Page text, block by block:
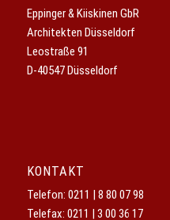
Eppinger & Kiiskinen GbR
Architekten Düsseldorf
Leostraße 91
D-40547 Düsseldorf
KONTAKT
Telefon: 0211 | 8 80 07 98
Telefax: 0211 | 3 00 36 17